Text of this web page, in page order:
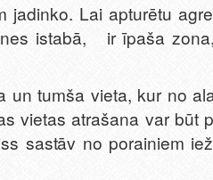
jadinko. Lai apturētu
istabā, ir īpaša
un tumša vieta, kur no
vietas atrašana var būt
sastāv no porainiem